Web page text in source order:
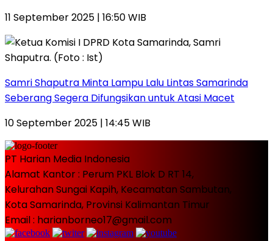
11 September 2025 | 16:50 WIB
Samri Shaputra Minta Lampu Lalu Lintas Samarinda
Seberang Segera Difungsikan untuk Atasi Macet
10 September 2025 | 14:45 WIB
PT Harian Media Indonesia
Alamat Kantor : Perum PKL Blok D RT 14,
Kelurahan Sungai Kapih, Kecamatan Sambutan,
Kota Samarinda, Provinsi Kalimantan Timur
Email : harianborneo17@gmail.com